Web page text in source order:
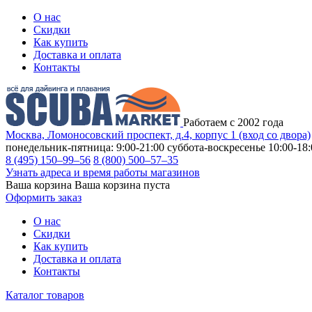
О нас
Скидки
Как купить
Доставка и оплата
Контакты
Работаем с 2002 года
Москва, Ломоносовский проспект, д.4, корпус 1 (вход со двора)
понедельник-пятница: 9:00-21:00 суббота-воскресенье 10:00-
8 (495) 150–99–56 8 (800) 500–57–35
Узнать адреса и время работы магазинов
Ваша корзина Ваша корзина пуста
Оформить заказ
О нас
Скидки
Как купить
Доставка и оплата
Контакты
Каталог товаров